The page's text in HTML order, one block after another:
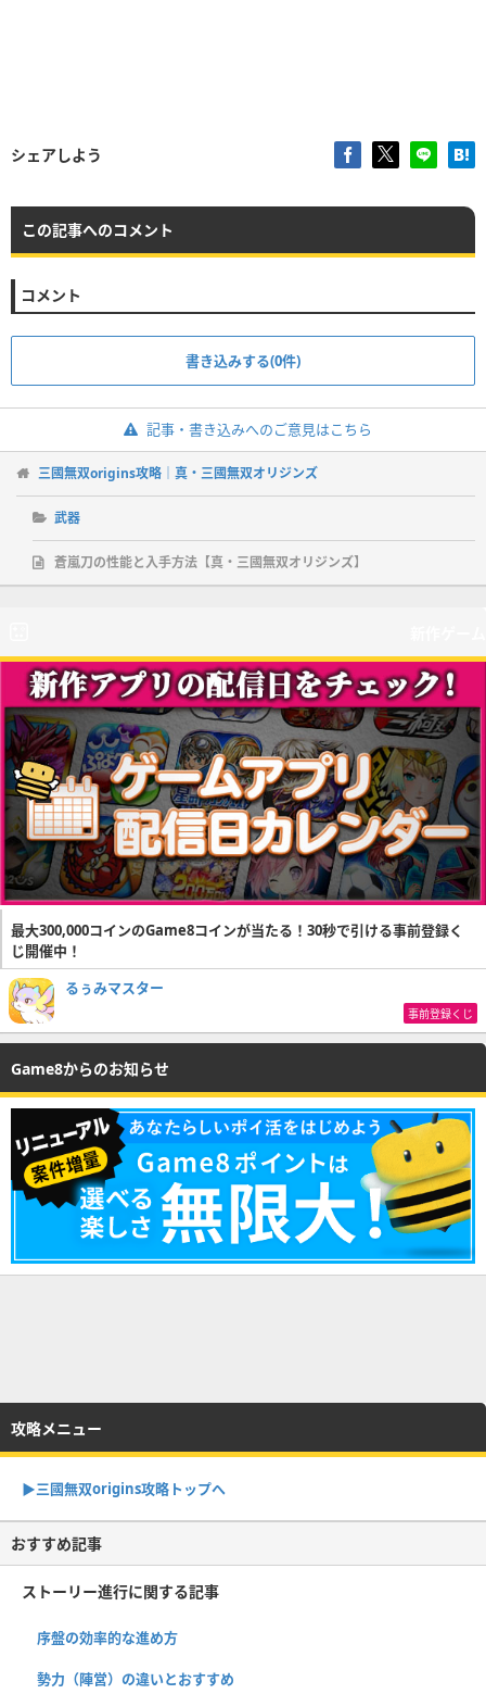
シェアしよう
この記事へのコメント
コメント
書き込みする(0件)
記事・書き込みへのご意見はこちら
三國無双origins攻略｜真・三國無双オリジンズ
武器
蒼嵐刀の性能と入手方法【真・三國無双オリジンズ】
最大300,000コインのGame8コインが当たる！30秒で引ける事前登録く
じ開催中！
るぅみマスター
事前登録くじ
Game8からのお知らせ
攻略メニュー
▶︎三國無双origins攻略トップへ
おすすめ記事
ストーリー進行に関する記事
序盤の効率的な進め方
勢力（陣営）の違いとおすすめ